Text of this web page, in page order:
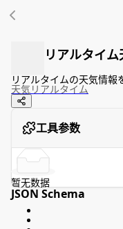
リアルタイム
リアルタイムの天気情報
天気リアルタイム
工具参数
暂无数据
JSON Schema